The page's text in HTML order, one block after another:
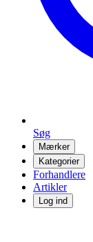
Søg
Mærker
Kategorier
Forhandlere
Artikler
Log ind